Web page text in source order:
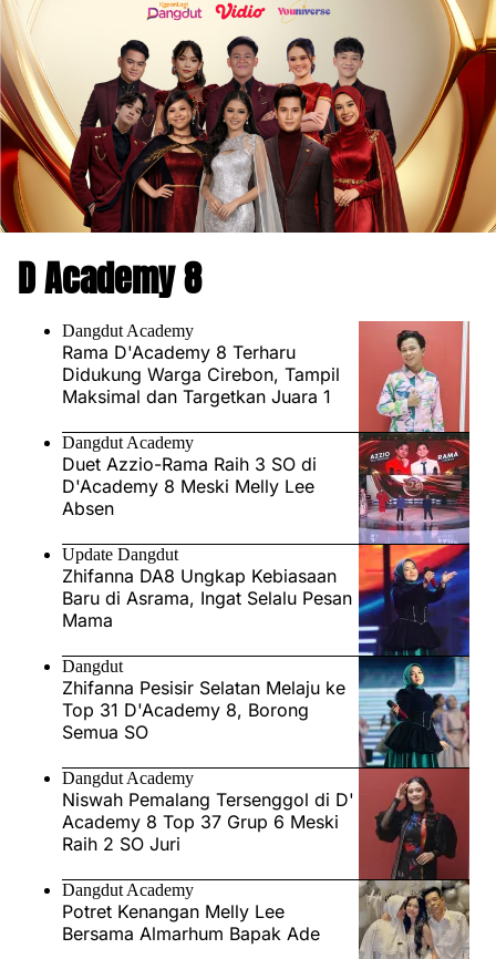
D Academy 8
Dangdut Academy
Rama D'Academy 8 Terharu
Didukung Warga Cirebon, Tampil
Maksimal dan Targetkan Juara 1
Dangdut Academy
Duet Azzio-Rama Raih 3 SO di
D'Academy 8 Meski Melly Lee
Absen
Update Dangdut
Zhifanna DA8 Ungkap Kebiasaan
Baru di Asrama, Ingat Selalu Pesan
Mama
Dangdut
Zhifanna Pesisir Selatan Melaju ke
Top 31 D'Academy 8, Borong
Semua SO
Dangdut Academy
Niswah Pemalang Tersenggol di D'
Academy 8 Top 37 Grup 6 Meski
Raih 2 SO Juri
Dangdut Academy
Potret Kenangan Melly Lee
Bersama Almarhum Bapak Ade